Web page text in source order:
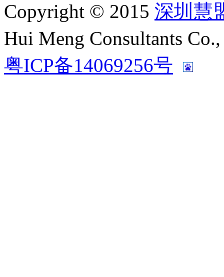
Copyright © 2015 深圳慧
Hui Meng Consultants
粤ICP备14069256号